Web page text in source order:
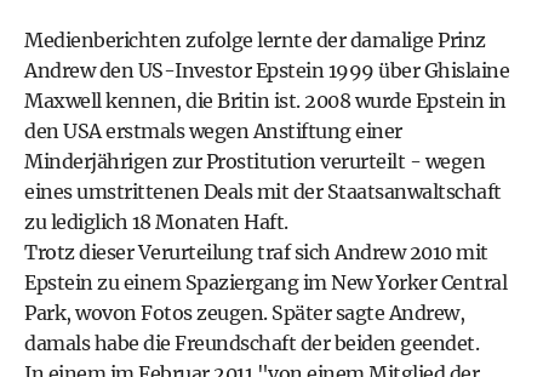
Medienberichten zufolge lernte der damalige Prinz
Andrew den US-Investor Epstein 1999 über Ghislaine
Maxwell kennen, die Britin ist. 2008 wurde Epstein in
den USA erstmals wegen Anstiftung einer
Minderjährigen zur Prostitution verurteilt - wegen
eines umstrittenen Deals mit der Staatsanwaltschaft
zu lediglich 18 Monaten Haft.
Trotz dieser Verurteilung traf sich Andrew 2010 mit
Epstein zu einem Spaziergang im New Yorker Central
Park, wovon Fotos zeugen. Später sagte Andrew,
damals habe die Freundschaft der beiden geendet.